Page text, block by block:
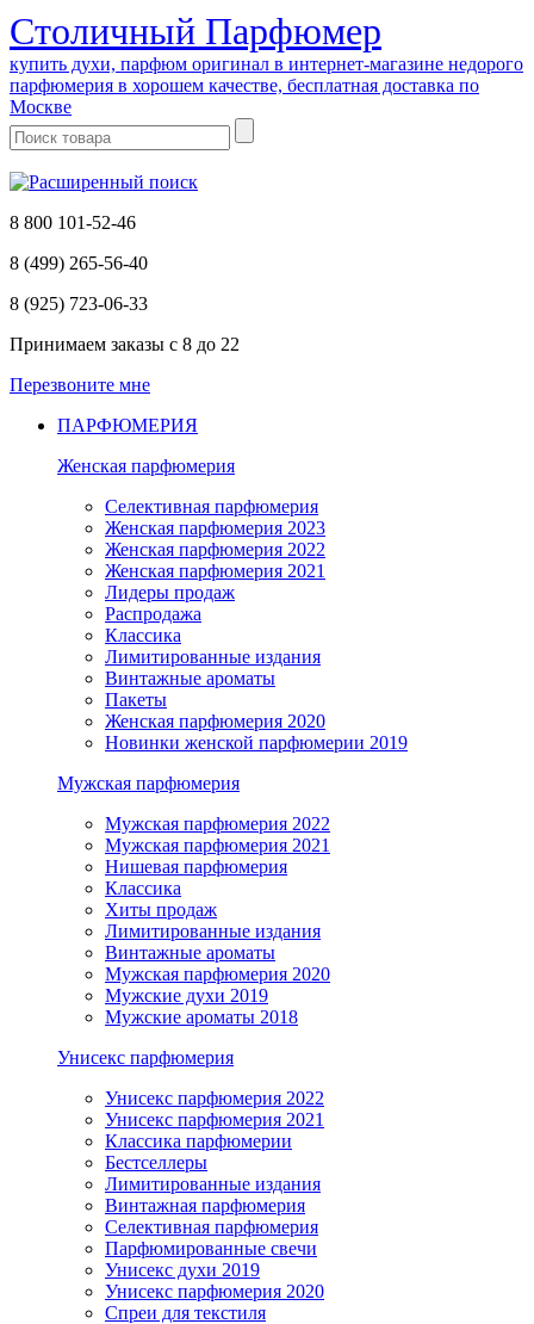
Cтоличный Парфюмер
купить духи, парфюм оригинал в интернет-магазине недорого
парфюмерия в хорошем качестве, бесплатная доставка по
Москве
8 800 101-52-46
8 (499) 265-56-40
8 (925) 723-06-33
Принимаем заказы с 8 до 22
Перезвоните мне
ПАРФЮМЕРИЯ
Женская парфюмерия
Селективная парфюмерия
Женская парфюмерия 2023
Женская парфюмерия 2022
Женская парфюмерия 2021
Лидеры продаж
Распродажа
Классика
Лимитированные издания
Винтажные ароматы
Пакеты
Женская парфюмерия 2020
Новинки женской парфюмерии 2019
Мужская парфюмерия
Мужская парфюмерия 2022
Мужская парфюмерия 2021
Нишевая парфюмерия
Классика
Хиты продаж
Лимитированные издания
Винтажные ароматы
Мужская парфюмерия 2020
Мужские духи 2019
Мужские ароматы 2018
Унисекс парфюмерия
Унисекс парфюмерия 2022
Унисекс парфюмерия 2021
Классика парфюмерии
Бестселлеры
Лимитированные издания
Винтажная парфюмерия
Селективная парфюмерия
Парфюмированные свечи
Унисекс духи 2019
Унисекс парфюмерия 2020
Спреи для текстиля